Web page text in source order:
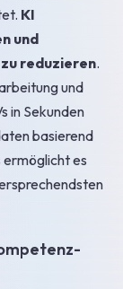
KI
und
reduzieren.
und
in Sekunden
basierend
es